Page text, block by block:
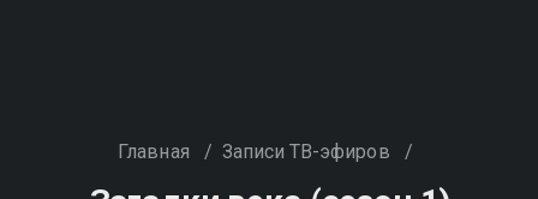
Главная / Записи ТВ-эфиров /